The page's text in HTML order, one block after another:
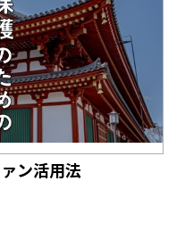
ン活用法